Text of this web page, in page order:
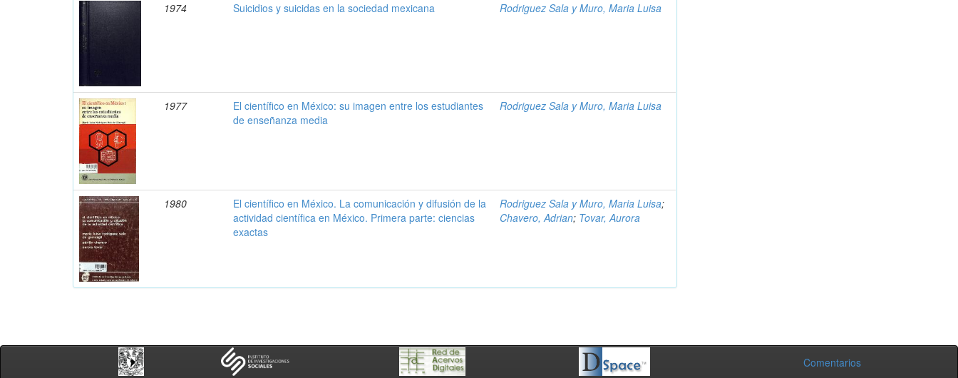
1974 Suicidios y suicidas en la sociedad mexicana Rodriguez Sala y Muro, Maria Luisa
1977
El científico en México: su imagen entre los estudiantes
de enseñanza media
Rodriguez Sala y Muro, Maria Luisa
1980
El científico en México. La comunicación y difusión de la
actividad científica en México. Primera parte: ciencias
exactas
Rodriguez Sala y Muro, Maria Luisa;
Chavero, Adrian; Tovar, Aurora
Comentarios